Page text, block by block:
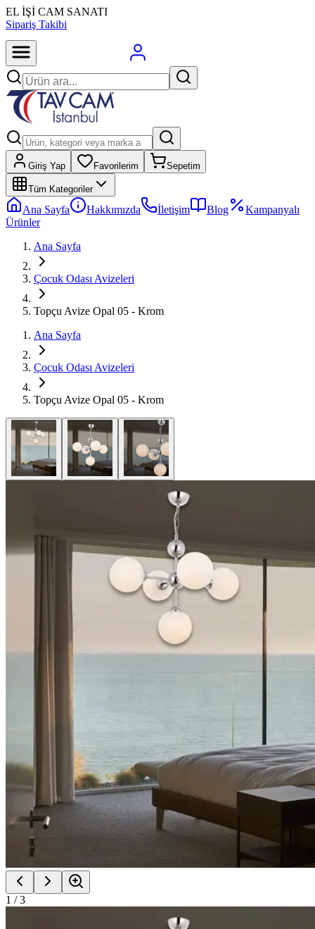
EL İŞİ CAM SANATI
Sipariş Takibi
Giriş Yap Favorilerim Sepetim
Tüm Kategoriler
Ana Sayfa Hakkımızda İletişim Blog
Kampanyalı
Ürünler
Ana Sayfa
Çocuk Odası Avizeleri
Topçu Avize Opal 05 - Krom
Ana Sayfa
Çocuk Odası Avizeleri
Topçu Avize Opal 05 - Krom
1 /3